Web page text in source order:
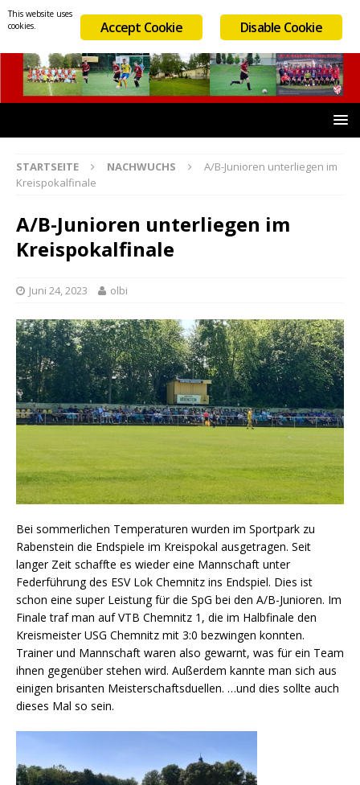
STARTSEITE NACHWUCHS
A/B-Junioren unterliegen im
Kreispokalfinale
A/B-Junioren unterliegen im
Kreispokalfinale
Juni 24, 2023 olbi
Bei sommerlichen Temperaturen wurden im Sportpark zu
Rabenstein die Endspiele im Kreispokal ausgetragen. Seit
langer Zeit schaffte es wieder eine Mannschaft unter
Federführung des ESV Lok Chemnitz ins Endspiel. Dies ist
schon eine super Leistung für die SpG bei den A/B-Junioren. Im
Finale traf man auf VTB Chemnitz 1, die im Halbfinale den
Kreismeister USG Chemnitz mit 3:0 bezwingen konnten.
Trainer und Mannschaft waren also gewarnt, was für ein Team
ihnen gegenüber stehen wird. Außerdem kannte man sich aus
einigen brisanten Meisterschaftsduellen. …und dies sollte auch
dieses Mal so sein.
Disable Cookie
Accept Cookie
This website uses
cookies.